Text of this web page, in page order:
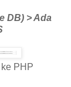
DB) > Ada
PHP